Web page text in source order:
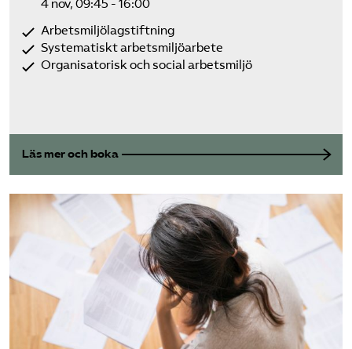
4 nov, 09:45 - 16:00
Arbetsmiljölagstiftning
Systematiskt arbetsmiljöarbete
Organisatorisk och social arbetsmiljö
Läs mer och boka